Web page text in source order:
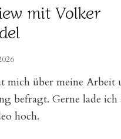
mit Volker
mich über meine Arbeit
befragt. Gerne lade ich
hoch.